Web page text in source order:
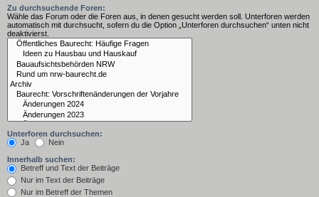
Zu durchsuchende Foren:
Wähle das Forum oder die Foren aus, in denen gesucht werden soll. Unterforen werden
automatisch mit durchsucht, sofern du die Option „Unterforen durchsuchen“ unten nicht
deaktivierst.
Unterforen durchsuchen:
Ja
Nein
Innerhalb suchen:
Betreff und Text der Beiträge
Nur im Text der Beiträge
Nur im Betreff der Themen